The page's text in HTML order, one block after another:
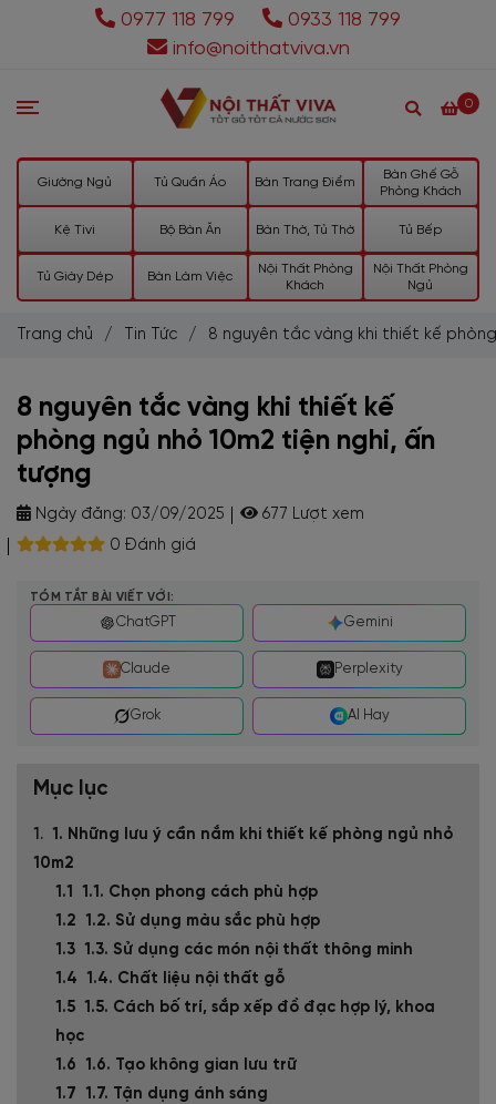
0977 118 799
0933 118 799
info@noithatviva.vn
0
Giường Ngủ Tủ Quần Áo Bàn Trang Điểm
Bàn Ghế Gỗ
Phòng Khách
Kệ Tivi Bộ Bàn Ăn Bàn Thờ, Tủ Thờ Tủ Bếp
Tủ Giày Dép Bàn Làm Việc
Nội Thất Phòng
Khách
Nội Thất Phòng
Ngủ
Trang chủ / Tin Tức / 8 nguyên tắc vàng khi thiết kế
8 nguyên tắc vàng khi thiết kế
phòng ngủ nhỏ 10m2 tiện nghi, ấn
tượng
Ngày đăng: 03/09/2025
677 Lượt xem
0 Đánh giá
TÓM TẮT BÀI VIẾT VỚI:
ChatGPT Gemini
Claude Perplexity
Grok AI Hay
Mục lục
1. Những lưu ý cần nắm khi thiết kế phòng ngủ nhỏ
10m2
1.1. Chọn phong cách phù hợp
1.2. Sử dụng màu sắc phù hợp
1.3. Sử dụng các món nội thất thông minh
1.4. Chất liệu nội thất gỗ
1.5. Cách bố trí, sắp xếp đồ đạc hợp lý, khoa
học
1.6. Tạo không gian lưu trữ
1.7. Tận dụng ánh sáng